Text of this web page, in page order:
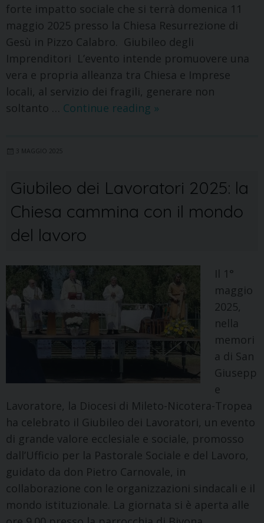
forte impatto sociale che si terrà domenica 11
maggio 2025 presso la Chiesa Resurrezione di
Gesù in Pizzo Calabro. Giubileo degli
Imprenditori L’evento intende promuovere una
vera e propria alleanza tra Chiesa e Imprese
locali, al servizio dei fragili, generare non
soltanto … Continue reading »
3 MAGGIO 2025
Giubileo dei Lavoratori 2025: la
Chiesa cammina con il mondo
del lavoro
Il 1°
maggio
2025,
nella
memori
a di San
Giusepp
e
Lavoratore, la Diocesi di Mileto-Nicotera-Tropea
ha celebrato il Giubileo dei Lavoratori, un evento
di grande valore ecclesiale e sociale, promosso
dall’Ufficio per la Pastorale Sociale e del Lavoro,
guidato da don Pietro Carnovale, in
collaborazione con le organizzazioni sindacali e il
mondo istituzionale. La giornata si è aperta alle